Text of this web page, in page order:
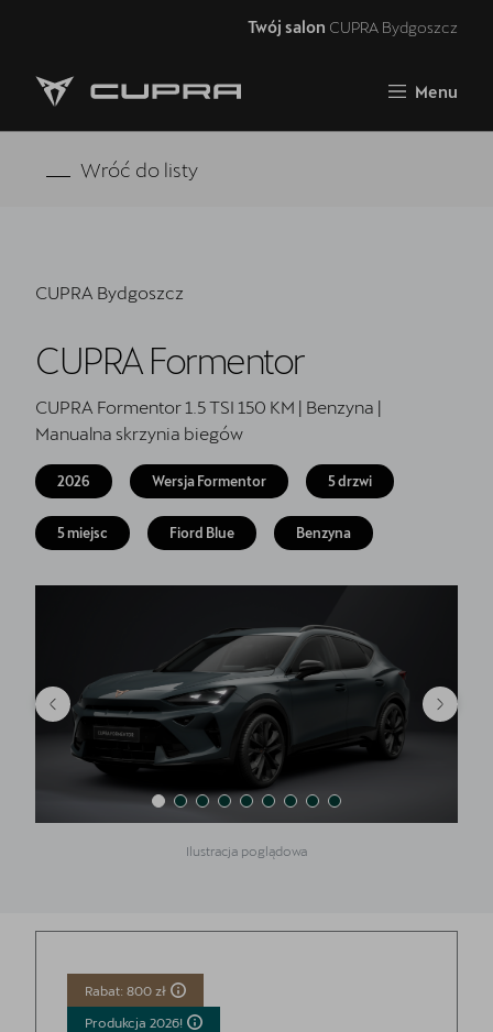
Twój salon CUPRA Bydgoszcz
Menu
Strona główna
Samochody dostępne od ręki
Jazda próbna CUPRĄ
CUPRA For Business
Akcesoria CUPRA
Finansowanie
5 lat gwarancji
Oryginalne części zamienne
Kontakt
Wróć do listy
CUPRA Bydgoszcz
CUPRA Formentor
CUPRA Formentor 1.5 TSI 150 KM | Benzyna |
Manualna skrzynia biegów
2026 Wersja Formentor 5 drzwi
5 miejsc Fiord Blue Benzyna
Ilustracja poglądowa
Rabat: 800 zł
Produkcja 2026!